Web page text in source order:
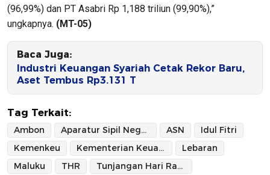
(96,99%) dan PT Asabri Rp 1,188 triliun (99,90%),”
ungkapnya. (MT-05)
Baca Juga:
Industri Keuangan Syariah Cetak Rekor Baru,
Aset Tembus Rp3.131 T
Tag Terkait:
Ambon Aparatur Sipil Negara ASN
Idul Fitri
Kemenkeu
Kementerian Keuangan
Lebaran
Maluku
THR Tunjangan Hari Raya